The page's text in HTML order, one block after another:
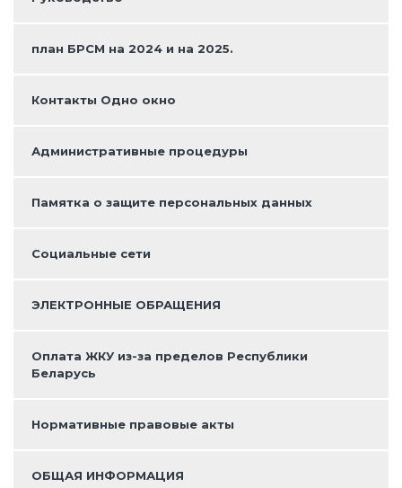
план БРСМ на 2024 и на 2025.
Контакты Одно окно
Административные процедуры
Памятка о защите персональных данных
Социальные сети
ЭЛЕКТРОННЫЕ ОБРАЩЕНИЯ
Оплата ЖКУ из-за пределов Республики
Беларусь
Нормативные правовые акты
ОБЩАЯ ИНФОРМАЦИЯ